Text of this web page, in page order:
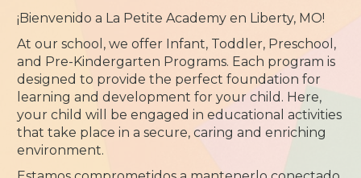
¡Bienvenido a La Petite Academy en Liberty, MO!
At our school, we offer Infant, Toddler, Preschool,
and Pre-Kindergarten Programs. Each program is
designed to provide the perfect foundation for
learning and development for your child. Here,
your child will be engaged in educational activities
that take place in a secure, caring and enriching
environment.